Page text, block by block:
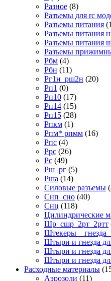
Разное (8)
Разъемы для rc
Разъемы питания
Разъемы питания
Разъемы питания
Разъемы
Рбм (4)
Рбн (11)
Рг1н_рш2н (20)
Рп1 (0)
Рп10 (17)
Рп14 (15)
Рп15 (28)
Рпкм (1)
Рпм* рпмм (16)
Рпс (4)
Ррс (26)
Рс (49)
Рш_рг (5)
Рша (14)
Силовые разъемы
Снп_сно (40)
Снц (118)
Цилиндрические
Шр_сшр_2рт_2ртт
Штекеры _ гнезда
Штыри и гнезда
Штыри и гнезда
Штыри и гнезда
Расходные материалы
Аэрозоли (11)